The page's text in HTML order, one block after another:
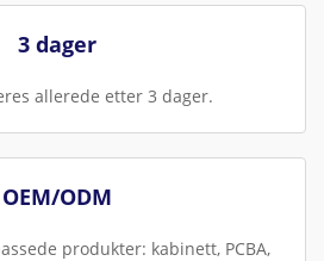
3 dager
allerede etter 3 dager.
OEM/ODM
produkter: kabinett, PCBA,